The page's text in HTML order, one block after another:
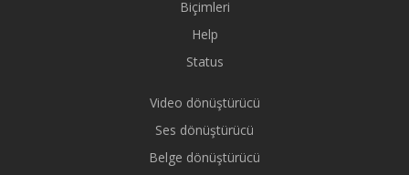
Biçimleri
Help
Status
Video dönüştürücü
Ses dönüştürücü
Belge dönüştürücü